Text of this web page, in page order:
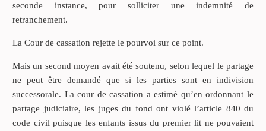
seconde instance, pour solliciter une indemnité de
retranchement.
La Cour de cassation rejette le pourvoi sur ce point.
Mais un second moyen avait été soutenu, selon lequel le partage
ne peut être demandé que si les parties sont en indivision
successorale. La cour de cassation a estimé qu’en ordonnant le
partage judiciaire, les juges du fond ont violé l’article 840 du
code civil puisque les enfants issus du premier lit ne pouvaient